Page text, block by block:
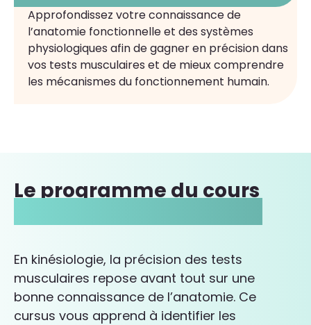
Approfondissez votre connaissance de
l’anatomie fonctionnelle et des systèmes
physiologiques afin de gagner en précision dans
vos tests musculaires et de mieux comprendre
les mécanismes du fonctionnement humain.
Le programme du cours
En kinésiologie, la précision des tests
musculaires repose avant tout sur une
bonne connaissance de l’anatomie. Ce
cursus vous apprend à identifier les